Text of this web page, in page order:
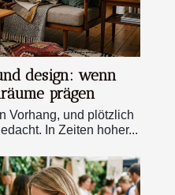
design: wenn
prägen
Vorhang, und plötzlich
In Zeiten hoher...